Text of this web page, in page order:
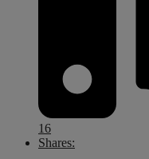
16
Shares: